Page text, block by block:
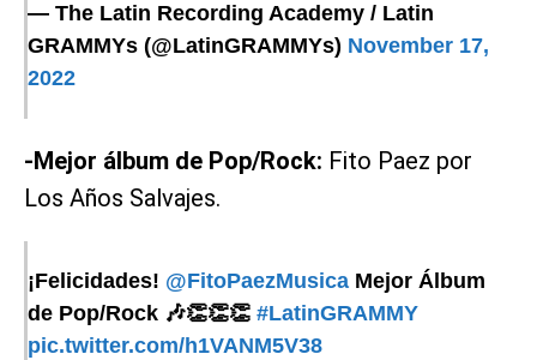
— The Latin Recording Academy / Latin
GRAMMYs (@LatinGRAMMYs) November 17,
2022
-Mejor álbum de Pop/Rock: Fito Paez por
Los Años Salvajes.
¡Felicidades! @FitoPaezMusica Mejor Álbum
de Pop/Rock 🎶👏👏👏 #LatinGRAMMY
pic.twitter.com/h1VANM5V38